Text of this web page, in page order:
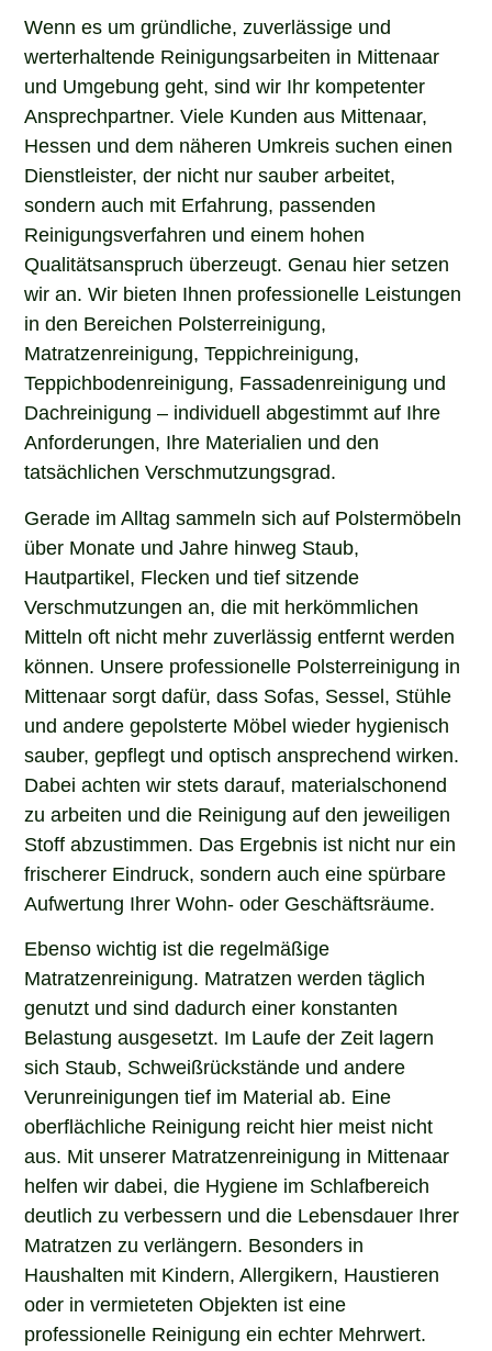
Wenn es um gründliche, zuverlässige und
werterhaltende Reinigungsarbeiten in Mittenaar
und Umgebung geht, sind wir Ihr kompetenter
Ansprechpartner. Viele Kunden aus Mittenaar,
Hessen und dem näheren Umkreis suchen einen
Dienstleister, der nicht nur sauber arbeitet,
sondern auch mit Erfahrung, passenden
Reinigungsverfahren und einem hohen
Qualitätsanspruch überzeugt. Genau hier setzen
wir an. Wir bieten Ihnen professionelle Leistungen
in den Bereichen Polsterreinigung,
Matratzenreinigung, Teppichreinigung,
Teppichbodenreinigung, Fassadenreinigung und
Dachreinigung – individuell abgestimmt auf Ihre
Anforderungen, Ihre Materialien und den
tatsächlichen Verschmutzungsgrad.
Gerade im Alltag sammeln sich auf Polstermöbeln
über Monate und Jahre hinweg Staub,
Hautpartikel, Flecken und tief sitzende
Verschmutzungen an, die mit herkömmlichen
Mitteln oft nicht mehr zuverlässig entfernt werden
können. Unsere professionelle Polsterreinigung in
Mittenaar sorgt dafür, dass Sofas, Sessel, Stühle
und andere gepolsterte Möbel wieder hygienisch
sauber, gepflegt und optisch ansprechend wirken.
Dabei achten wir stets darauf, materialschonend
zu arbeiten und die Reinigung auf den jeweiligen
Stoff abzustimmen. Das Ergebnis ist nicht nur ein
frischerer Eindruck, sondern auch eine spürbare
Aufwertung Ihrer Wohn- oder Geschäftsräume.
Ebenso wichtig ist die regelmäßige
Matratzenreinigung. Matratzen werden täglich
genutzt und sind dadurch einer konstanten
Belastung ausgesetzt. Im Laufe der Zeit lagern
sich Staub, Schweißrückstände und andere
Verunreinigungen tief im Material ab. Eine
oberflächliche Reinigung reicht hier meist nicht
aus. Mit unserer Matratzenreinigung in Mittenaar
helfen wir dabei, die Hygiene im Schlafbereich
deutlich zu verbessern und die Lebensdauer Ihrer
Matratzen zu verlängern. Besonders in
Haushalten mit Kindern, Allergikern, Haustieren
oder in vermieteten Objekten ist eine
professionelle Reinigung ein echter Mehrwert.